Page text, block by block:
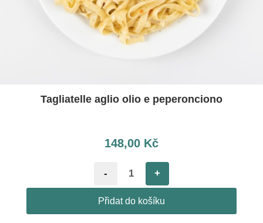
Tagliatelle aglio olio e peperonciono
148,00 Kč
- +
Přidat do košíku